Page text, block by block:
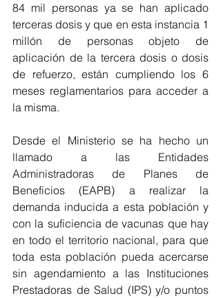
84 mil personas ya se han aplicado
terceras dosis y que en esta instancia 1
millón de personas objeto de
aplicación de la tercera dosis o dosis
de refuerzo, están cumpliendo los 6
meses reglamentarios para acceder a
la misma.
Desde el Ministerio se ha hecho un
llamado a las Entidades
Administradoras de Planes de
Beneficios (EAPB) a realizar la
demanda inducida a esta población y
con la suficiencia de vacunas que hay
en todo el territorio nacional, para que
toda esta población pueda acercarse
sin agendamiento a las Instituciones
Prestadoras de Salud (IPS) y/o puntos